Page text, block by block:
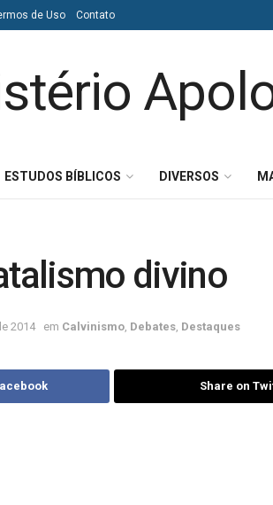
de Uso Contato
ESTUDOS BÍBLICOS DIVERSOS
divino
2014 em Calvinismo Debates Destaques
Share on